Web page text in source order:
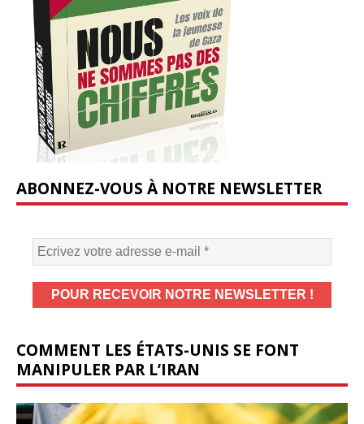
ABONNEZ-VOUS À NOTRE NEWSLETTER
COMMENT LES ÉTATS-UNIS SE FONT
MANIPULER PAR L’IRAN